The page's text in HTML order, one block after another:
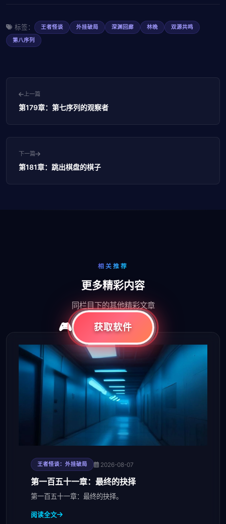
标签： 王者怪谈 外挂破局 深渊回廊 林晚
双源共鸣
第八序列
上一篇
第179章：第七序列的观察者
下一篇
第181章：跳出棋盘的棋子
相关推荐
更多精彩内容
同栏目下的其他精彩文章
王者怪谈：外挂破局 2026-08-07
第一百五十一章：最终的抉择
第一百五十一章：最终的抉择。
阅读全文
获取软件